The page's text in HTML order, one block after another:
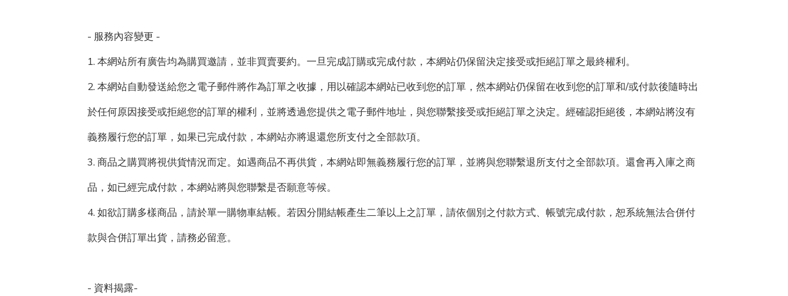
- 服務內容變更 -
1. 本網站所有廣告均為購買邀請，並非買賣要約。一旦完成訂購或完成付款，本網站仍保留決定接受或拒絕訂單之最終權利。
2. 本網站自動發送給您之電子郵件將作為訂單之收據，用以確認本網站已收到您的訂單，然本網站仍保留在收到您的訂單和/或付款後隨時出
於任何原因接受或拒絕您的訂單的權利，並將透過您提供之電子郵件地址，與您聯繫接受或拒絕訂單之決定。經確認拒絕後，本網站將沒有
義務履行您的訂單，如果已完成付款，本網站亦將退還您所支付之全部款項。
3. 商品之購買將視供貨情況而定。如遇商品不再供貨，本網站即無義務履行您的訂單，並將與您聯繫退所支付之全部款項。還會再入庫之商
品，如已經完成付款，本網站將與您聯繫是否願意等候。
4. 如欲訂購多樣商品，請於單一購物車結帳。若因分開結帳產生二筆以上之訂單，請依個別之付款方式、帳號完成付款，恕系統無法合併付
款與合併訂單出貨，請務必留意。
- 資料揭露-